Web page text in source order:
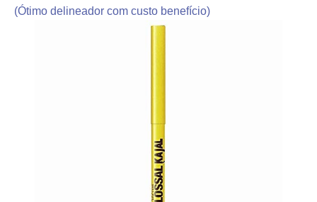
(Ótimo delineador com custo benefício)